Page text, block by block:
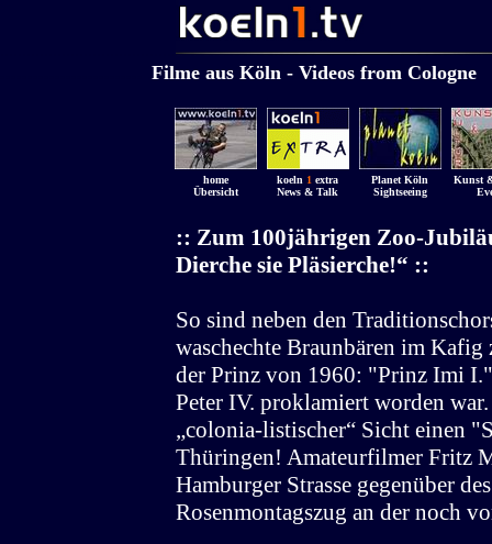
Filme aus Köln - Videos from Cologne
home
Übersicht
koeln 1 extra
News & Talk
Planet Köln
Sightseeing
Kunst
:: Zum 100jährigen Zoo-
Dierche sie Pläsierche!“ ::
So sind neben den
waschechte Braunbären im Kafig
der Prinz von 1960: "Prinz Imi
Peter IV. proklamiert worden
„colonia-listischer“ Sicht einen
Thüringen! Amateurfilmer Fritz
Hamburger Strasse gegenüber
Rosenmontagszug an der noch